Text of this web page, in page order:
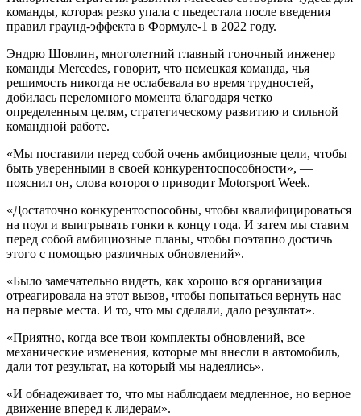
команды, которая резко упала с пьедестала после введения
правил граунд-эффекта в Формуле-1 в 2022 году.
Эндрю Шовлин, многолетний главный гоночный инженер
команды Mercedes, говорит, что немецкая команда, чья
решимость никогда не ослабевала во время трудностей,
добилась переломного момента благодаря четко
определенным целям, стратегическому развитию и сильной
командной работе.
«Мы поставили перед собой очень амбициозные цели, чтобы
быть уверенными в своей конкурентоспособности», —
пояснил он, слова которого приводит Motorsport Week.
«Достаточно конкурентоспособны, чтобы квалифицироваться
на поул и выигрывать гонки к концу года. И затем мы ставим
перед собой амбициозные планы, чтобы поэтапно достичь
этого с помощью различных обновлений».
«Было замечательно видеть, как хорошо вся организация
отреагировала на этот вызов, чтобы попытаться вернуть нас
на первые места. И то, что мы сделали, дало результат».
«Приятно, когда все твои комплекты обновлений, все
механические изменения, которые мы внесли в автомобиль,
дали тот результат, на который мы надеялись».
«И обнадеживает то, что мы наблюдаем медленное, но верное
движение вперед к лидерам».